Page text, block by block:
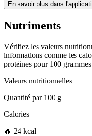
En savoir plus dans
Nutriments
Vérifiez les valeurs
informations comme les
protéines pour 100
Valeurs nutritionnelles
Quantité par100 g
Calories
🔥 24 kcal